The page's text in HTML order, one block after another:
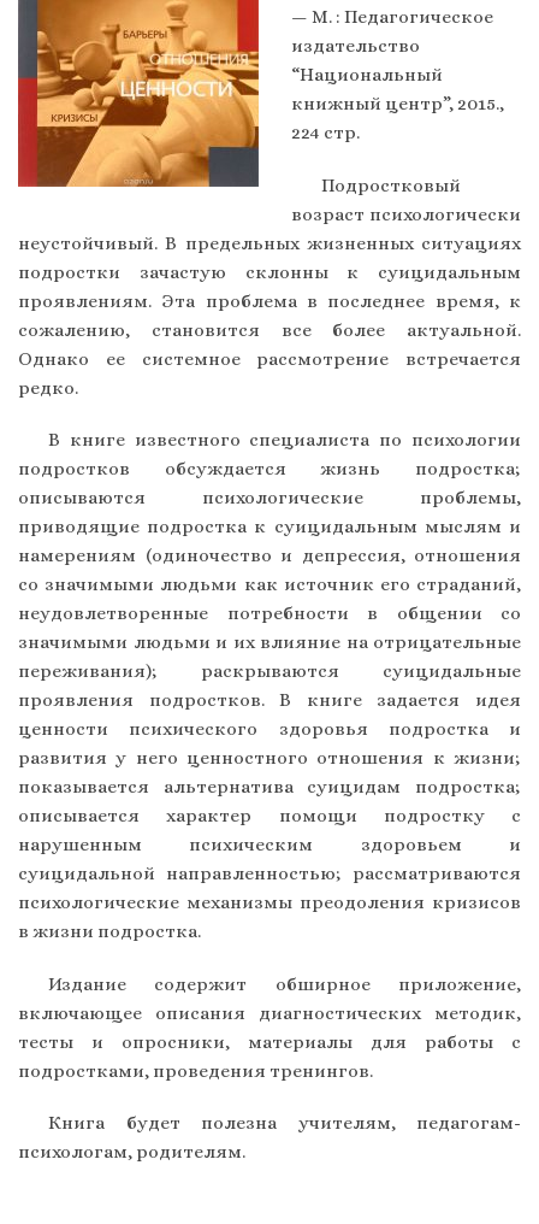
— М. : Педагогическое
издательство
“Национальный
книжный центр”, 2015.,
224 стр.
Подростковый
возраст психологически
неустойчивый. В предельных жизненных ситуациях
подростки зачастую склонны к суицидальным
проявлениям. Эта проблема в последнее время, к
сожалению, становится все более актуальной.
Однако ее системное рассмотрение встречается
редко.
В книге известного специалиста по психологии
подростков обсуждается жизнь подростка;
описываются психологические проблемы,
приводящие подростка к суицидальным мыслям и
намерениям (одиночество и депрессия, отношения
со значимыми людьми как источник его страданий,
неудовлетворенные потребности в общении со
значимыми людьми и их влияние на отрицательные
переживания); раскрываются суицидальные
проявления подростков. В книге задается идея
ценности психического здоровья подростка и
развития у него ценностного отношения к жизни;
показывается альтернатива суицидам подростка;
описывается характер помощи подростку с
нарушенным психическим здоровьем и
суицидальной направленностью; рассматриваются
психологические механизмы преодоления кризисов
в жизни подростка.
Издание содержит обширное приложение,
включающее описания диагностических методик,
тесты и опросники, материалы для работы с
подростками, проведения тренингов.
Книга будет полезна учителям, педагогам-
психологам, родителям.